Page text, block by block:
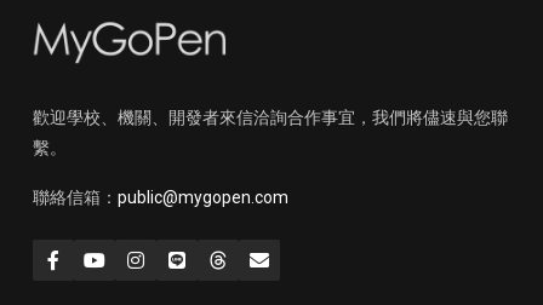
歡迎學校、機關、開發者來信洽詢合作事宜，我們將儘速與您聯
繫。
聯絡信箱： public@mygopen.com